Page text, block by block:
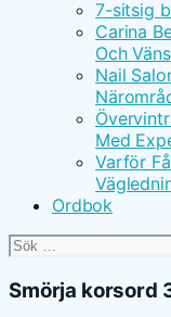
7-sitsig
Carina
Och
Nail
Med
Varför
Ordbok
Sök
Smörja korsord